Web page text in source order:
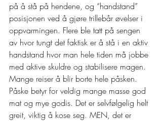
på å stå på hendene, og “handstand”
posisjonen ved å gjøre trillebår øvelser i
oppvarmingen. Flere ble tatt på sengen
av hvor tungt det faktisk er å stå i en aktiv
handstand hvor man hele tiden må jobbe
med aktive skuldre og stabilisere magen.
Mange reiser å blir borte hele påsken.
Påske betyr for veldig mange masse god
mat og mye godis. Det er selvfølgelig helt
greit, viktig å kose seg. MEN, det er